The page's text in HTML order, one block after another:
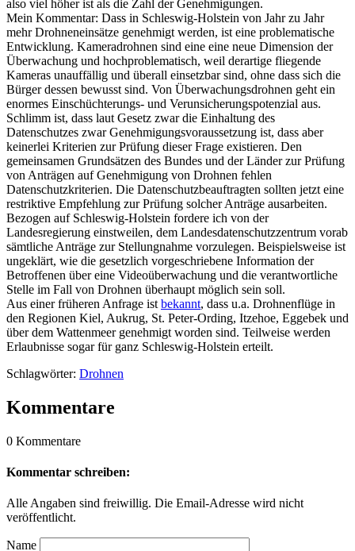
also viel höher ist als die Zahl der Genehmigungen.
Mein Kommentar: Dass in Schleswig-Holstein von Jahr zu Jahr
mehr Drohneneinsätze genehmigt werden, ist eine problematische
Entwicklung. Kameradrohnen sind eine eine neue Dimension der
Überwachung und hochproblematisch, weil derartige fliegende
Kameras unauffällig und überall einsetzbar sind, ohne dass sich die
Bürger dessen bewusst sind. Von Überwachungsdrohnen geht ein
enormes Einschüchterungs- und Verunsicherungspotenzial aus.
Schlimm ist, dass laut Gesetz zwar die Einhaltung des
Datenschutzes zwar Genehmigungsvoraussetzung ist, dass aber
keinerlei Kriterien zur Prüfung dieser Frage existieren. Den
gemeinsamen Grundsätzen des Bundes und der Länder zur Prüfung
von Anträgen auf Genehmigung von Drohnen fehlen
Datenschutzkriterien. Die Datenschutzbeauftragten sollten jetzt eine
restriktive Empfehlung zur Prüfung solcher Anträge ausarbeiten.
Bezogen auf Schleswig-Holstein fordere ich von der
Landesregierung einstweilen, dem Landesdatenschutzzentrum vorab
sämtliche Anträge zur Stellungnahme vorzulegen. Beispielsweise ist
ungeklärt, wie die gesetzlich vorgeschriebene Information der
Betroffenen über eine Videoüberwachung und die verantwortliche
Stelle im Fall von Drohnen überhaupt möglich sein soll.
Aus einer früheren Anfrage ist bekannt, dass u.a. Drohnenflüge in
den Regionen Kiel, Aukrug, St. Peter-Ording, Itzehoe, Eggebek und
über dem Wattenmeer genehmigt worden sind. Teilweise werden
Erlaubnisse sogar für ganz Schleswig-Holstein erteilt.
Schlagwörter: Drohnen
Kommentare
0 Kommentare
Kommentar schreiben:
Alle Angaben sind freiwillig. Die Email-Adresse wird nicht
veröffentlicht.
Name